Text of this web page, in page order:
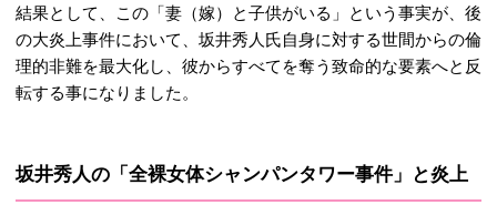
結果として、この「妻（嫁）と子供がいる」という事実が、後
の大炎上事件において、坂井秀人氏自身に対する世間からの倫
理的非難を最大化し、彼からすべてを奪う致命的な要素へと反
転する事になりました。
坂井秀人の「全裸女体シャンパンタワー事件」と炎上